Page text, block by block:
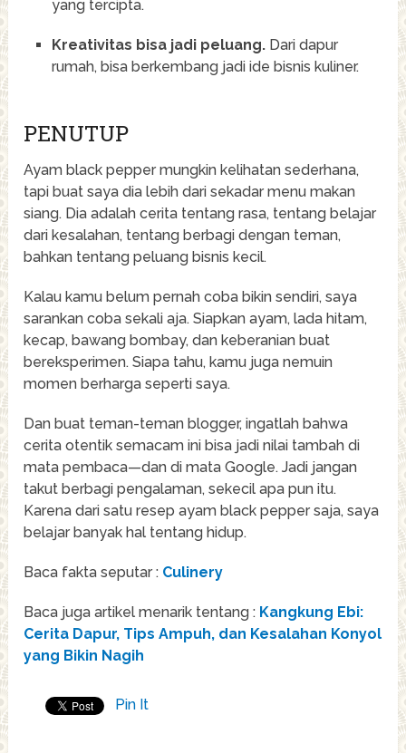
yang tercipta.
Kreativitas bisa jadi peluang.Dari dapur
rumah, bisa berkembang jadi ide bisnis kuliner.
PENUTUP
Ayam black pepper mungkin kelihatan sederhana,
tapi buat saya dia lebih dari sekadar menu makan
siang. Dia adalah cerita tentang rasa, tentang belajar
dari kesalahan, tentang berbagi dengan teman,
bahkan tentang peluang bisnis kecil.
Kalau kamu belum pernah coba bikin sendiri, saya
sarankan coba sekali aja. Siapkan ayam, lada hitam,
kecap, bawang bombay, dan keberanian buat
bereksperimen. Siapa tahu, kamu juga nemuin
momen berharga seperti saya.
Dan buat teman-teman blogger, ingatlah bahwa
cerita otentik semacam ini bisa jadi nilai tambah di
mata pembaca—dan di mata Google. Jadi jangan
takut berbagi pengalaman, sekecil apa pun itu.
Karena dari satu resep ayam black pepper saja, saya
belajar banyak hal tentang hidup.
Baca fakta seputar : Culinery
Baca juga artikel menarik tentang : Kangkung Ebi:
Cerita Dapur, Tips Ampuh, dan Kesalahan Konyol
yang Bikin Nagih
Pin It